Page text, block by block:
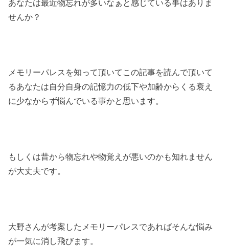
あなたは最近物忘れが多いなぁと感じている事はありま
せんか？
メモリーパレスを知って頂いてこの記事を読んで頂いて
るあなたは自分自身の記憶力の低下や加齢からくる衰え
に少なからず悩んでいる事かと思います。
もしくは昔から物忘れや物覚えが悪いのかも知れません
が大丈夫です。
大野さんが考案したメモリーパレスであればそんな悩み
が一気に消し飛びます。